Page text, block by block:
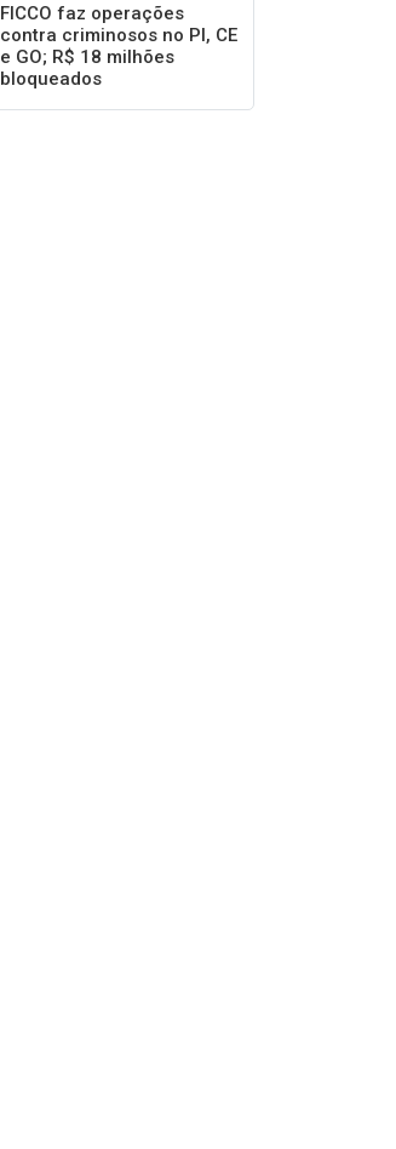
FICCO faz operações
contra criminosos no PI, CE
e GO; R$ 18 milhões
bloqueados